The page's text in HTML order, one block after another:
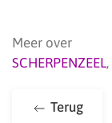
Meer over
SCHERPENZEEL,
Terug